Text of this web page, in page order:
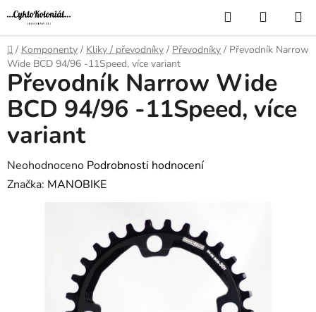
Přejít
na
obsah
Hledat
KOŠÍK
Domů
/ Komponenty / Kliky / převodníky / Převodníky / Převodník Narrow
Wide BCD 94/96 -11Speed, více variant
Převodník Narrow Wide
BCD 94/96 -11Speed, více
variant
Průměrné
hodnocení
Neohodnoceno Podrobnosti hodnocení
Značka: MANOBIKE